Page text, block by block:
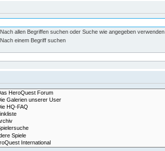
Nach allen Begriffen suchen oder Suche wie angegeben verwenden
Nach einem Begriff suchen